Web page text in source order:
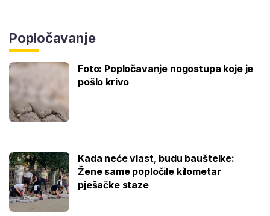
Popločavanje
Foto: Popločavanje nogostupa koje je
pošlo krivo
Kada neće vlast, budu bauštelke:
Žene same popločile kilometar
pješačke staze